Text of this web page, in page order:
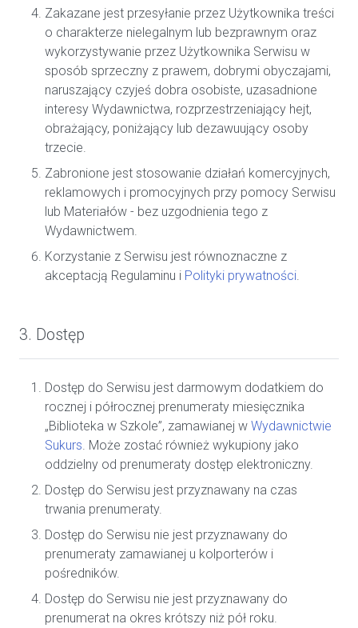
Zakazane jest przesyłanie przez Użytkownika treści
o charakterze nielegalnym lub bezprawnym oraz
wykorzystywanie przez Użytkownika Serwisu w
sposób sprzeczny z prawem, dobrymi obyczajami,
naruszający czyjeś dobra osobiste, uzasadnione
interesy Wydawnictwa, rozprzestrzeniający hejt,
obrażający, poniżający lub dezawuujący osoby
trzecie.
Zabronione jest stosowanie działań komercyjnych,
reklamowych i promocyjnych przy pomocy Serwisu
lub Materiałów - bez uzgodnienia tego z
Wydawnictwem.
Korzystanie z Serwisu jest równoznaczne z
akceptacją Regulaminu i Polityki prywatności.
3. Dostęp
Dostęp do Serwisu jest darmowym dodatkiem do
rocznej i półrocznej prenumeraty miesięcznika
„Biblioteka w Szkole”, zamawianej w Wydawnictwie
Sukurs. Może zostać również wykupiony jako
oddzielny od prenumeraty dostęp elektroniczny.
Dostęp do Serwisu jest przyznawany na czas
trwania prenumeraty.
Dostęp do Serwisu nie jest przyznawany do
prenumeraty zamawianej u kolporterów i
pośredników.
Dostęp do Serwisu nie jest przyznawany do
prenumerat na okres krótszy niż pół roku.